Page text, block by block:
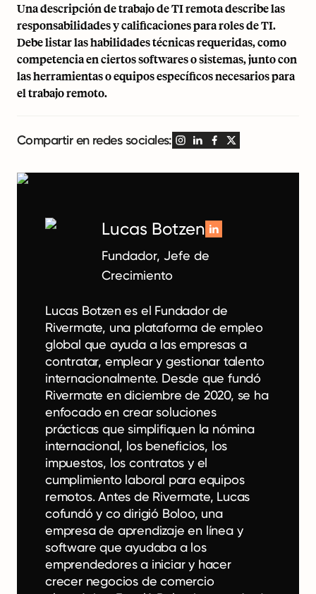
Una descripción de trabajo de TI remota describe las
responsabilidades y calificaciones para roles de TI.
Debe listar las habilidades técnicas requeridas, como
competencia en ciertos softwares o sistemas, junto con
las herramientas o equipos específicos necesarios para
el trabajo remoto.
Compartir en redes sociales:
Lucas Botzen
Fundador, Jefe de
Crecimiento
Lucas Botzen es el Fundador de
Rivermate, una plataforma de empleo
global que ayuda a las empresas a
contratar, emplear y gestionar talento
internacionalmente. Desde que fundó
Rivermate en diciembre de 2020, se ha
enfocado en crear soluciones
prácticas que simplifiquen la nómina
internacional, los beneficios, los
impuestos, los contratos y el
cumplimiento laboral para equipos
remotos. Antes de Rivermate, Lucas
cofundó y co dirigió Boloo, una
empresa de aprendizaje en línea y
software que ayudaba a los
emprendedores a iniciar y hacer
crecer negocios de comercio